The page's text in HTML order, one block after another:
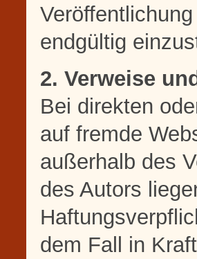
endgültig
2. Verweise
Bei direkten
auf fremde
außerhalb des
des Autors
dem Fall in